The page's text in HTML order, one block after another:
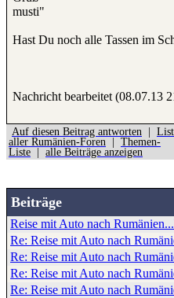
musti"
Hast Du noch alle Tassen im
Nachricht bearbeitet (08.07.13
Auf diesen Beitrag antworten
aller Rumänien-Foren
Themen-
Liste
alle Beiträge anzeigen
Beiträge
Reise mit Auto nach
Re: Reise mit Auto nach
Re: Reise mit Auto nach
Re: Reise mit Auto nach
Re: Reise mit Auto nach